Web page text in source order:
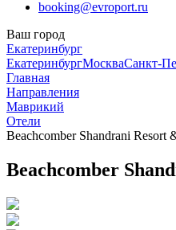
booking@evroport.ru
Ваш город
Екатеринбург
ЕкатеринбургМоскваСанкт-
Главная
Направления
Маврикий
Отели
Beachcomber Shandrani Resort
Beachcomber